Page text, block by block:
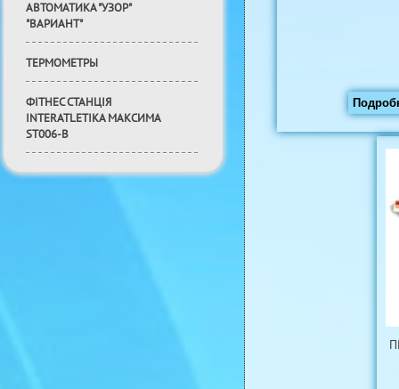
АВТОМАТИКА "УЗОР"
"ВАРИАНТ"
ТЕРМОМЕТРЫ
ФІТНЕС СТАНЦІЯ
INTERATLETIKA МАКСИМА
ST006-B